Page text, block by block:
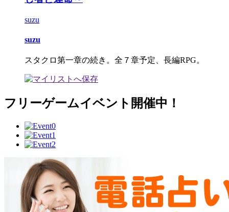
suzu
suzu
スタクロ第一章の続き。全７章予定、長編RPG。
フリーゲームイベント開催中！